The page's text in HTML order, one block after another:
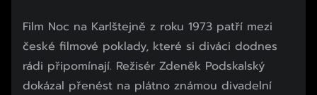
Film Noc na Karlštejně z roku 1973 patří mezi
české filmové poklady, které si diváci dodnes
rádi připomínají. Režisér Zdeněk Podskalský
dokázal přenést na plátno známou divadelní